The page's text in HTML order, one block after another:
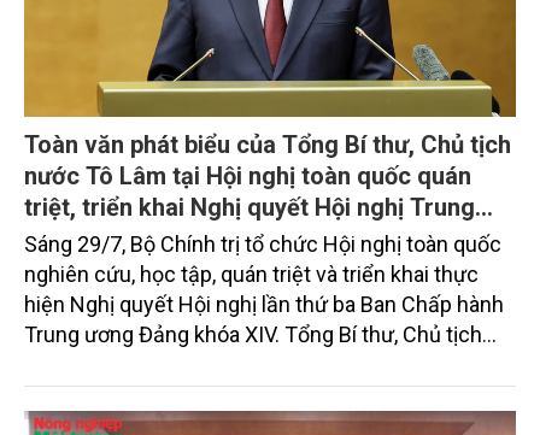
Toàn văn phát biểu của Tổng Bí thư, Chủ tịch
nước Tô Lâm tại Hội nghị toàn quốc quán
triệt, triển khai Nghị quyết Hội nghị Trung
ương 3, khóa XIV
Sáng 29/7, Bộ Chính trị tổ chức Hội nghị toàn quốc
nghiên cứu, học tập, quán triệt và triển khai thực
hiện Nghị quyết Hội nghị lần thứ ba Ban Chấp hành
Trung ương Đảng khóa XIV. Tổng Bí thư, Chủ tịch
trọng. Tạp chí Nông nghiệp và Môi trường trân trọng
giới thiệu toàn văn bài phát biểu của đồng chí Tổng